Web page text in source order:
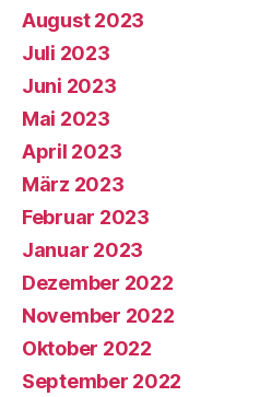
August 2023
Juli 2023
Juni 2023
Mai 2023
April 2023
März 2023
Februar 2023
Januar 2023
Dezember 2022
November 2022
Oktober 2022
September 2022